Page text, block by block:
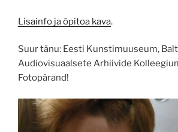
Lisainfo ja õpitoa kava.
Suur tänu: Eesti Kunstimuuseum,
Audiovisuaalsete Arhiivide
Fotopärand!